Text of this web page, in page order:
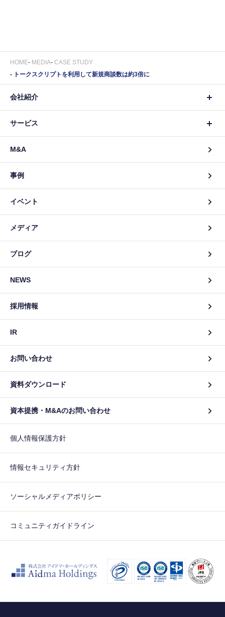
HOME MEDIA CASE STUDY
トークスクリプトを利用して新規商談数は約3倍に
会社紹介
サービス
M&A
事例
イベント
メディア
ブログ
NEWS
採用情報
IR
お問い合わせ
資料ダウンロード
資本提携・M&Aのお問い合わせ
個人情報保護方針
情報セキュリティ方針
ソーシャルメディアポリシー
コミュニティガイドライン